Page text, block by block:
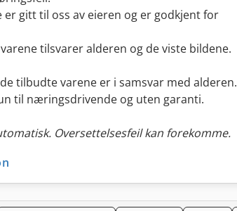
gitt til oss av eieren og er godkjent for
tilsvarer alderen og de viste bildene.
tilbudte varene er i samsvar med alderen.
til næringsdrivende og uten garanti.
Oversettelsesfeil kan forekomme.